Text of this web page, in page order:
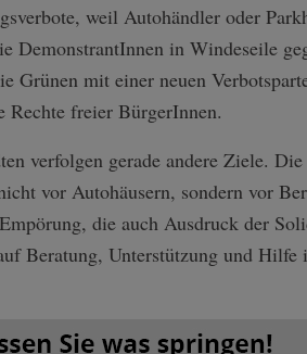
weil Autohändler oder
DemonstrantInnen in Windeseile
Grünen mit einer neuen
Rechte freier BürgerInnen.
verfolgen gerade andere Ziele.
vor Autohäusern, sondern vor
die auch Ausdruck der
Beratung, Unterstützung und